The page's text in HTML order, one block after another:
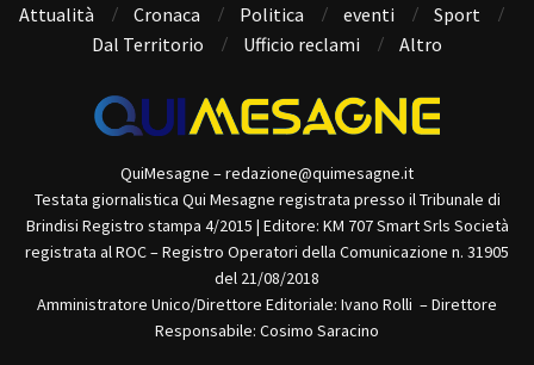
Attualità Cronaca Politica eventi
Sport
Dal Territorio
Ufficio reclami Altro
QuiMesagne – redazione@quimesagne.it
Testata giornalistica Qui Mesagne registrata presso il Tribunale di
Brindisi Registro stampa 4/2015 | Editore: KM 707 Smart Srls Società
registrata al ROC – Registro Operatori della Comunicazione n. 31905
del 21/08/2018
Amministratore Unico/Direttore Editoriale: Ivano Rolli – Direttore
Responsabile: Cosimo Saracino